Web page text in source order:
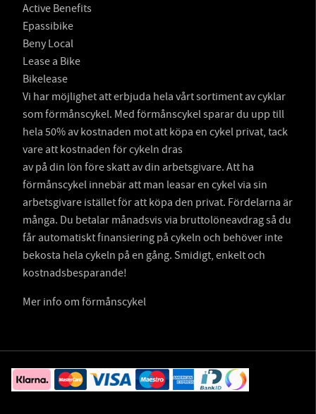
Active Benefits
Epassibike
Beny Local
Lease a Bike
Bikelease
Vi har möjlighet att erbjuda hela vårt sortiment av cyklar
som förmånscykel. Med förmånscykel sparar du upp till
hela 50% av kostnaden mot att köpa en cykel privat, tack
vare att kostnaden för cykeln dras
av på din lön före skatt av din arbetsgivare. Att ha
förmånscykel innebär att man leasar en cykel via sin
arbetsgivare istället för att köpa den privat. Fördelarna är
många. Du betalar månadsvis via bruttolöneavdrag så du
får automatiskt finansiering på cykeln och behöver inte
bekosta hela cykeln på en gång. Smidigt, enkelt och
kostnadsbesparande!
Mer info om förmånscykel